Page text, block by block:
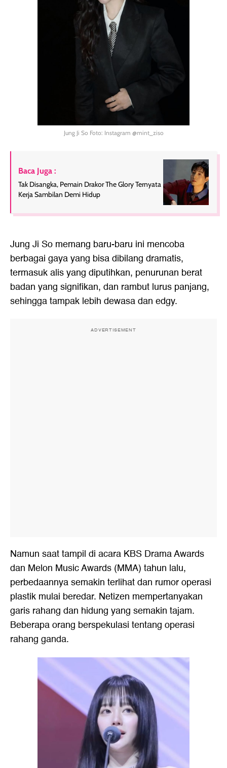
Jung Ji So Foto: Instagram @mint_ziso
Baca Juga :
Tak Disangka, Pemain Drakor The Glory Ternyata
Kerja Sambilan Demi Hidup
Jung Ji So memang baru-baru ini mencoba
berbagai gaya yang bisa dibilang dramatis,
termasuk alis yang diputihkan, penurunan berat
badan yang signifikan, dan rambut lurus panjang,
sehingga tampak lebih dewasa dan edgy.
ADVERTISEMENT
Namun saat tampil di acara KBS Drama Awards
dan Melon Music Awards (MMA) tahun lalu,
perbedaannya semakin terlihat dan rumor operasi
plastik mulai beredar. Netizen mempertanyakan
garis rahang dan hidung yang semakin tajam.
Beberapa orang berspekulasi tentang operasi
rahang ganda.